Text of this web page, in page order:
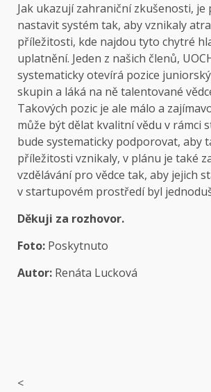
Jak ukazují zahraniční zkušenosti, je
nastavit systém tak, aby vznikaly
příležitosti, kde najdou tyto chytré
uplatnění. Jeden z našich členů,
systematicky otevírá pozice
skupin a láká na ně talentované
Takových pozic je ale málo a
může být dělat kvalitní vědu v rámci
bude systematicky podporovat, aby
příležitosti vznikaly, v plánu je také
vzdělávání pro vědce tak, aby jejich
v startupovém prostředí byl
Děkuji za rozhovor.
Foto: Poskytnuto
Autor: Renáta Lucková
<